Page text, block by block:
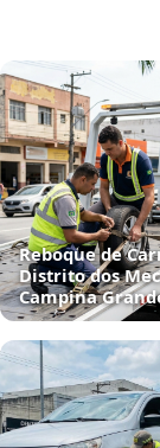
Reboque de
Distrito dos
Campina